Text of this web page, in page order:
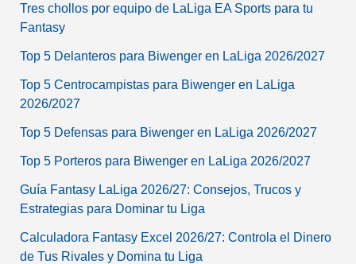
Tres chollos por equipo de LaLiga EA Sports para tu
Fantasy
Top 5 Delanteros para Biwenger en LaLiga 2026/2027
Top 5 Centrocampistas para Biwenger en LaLiga
2026/2027
Top 5 Defensas para Biwenger en LaLiga 2026/2027
Top 5 Porteros para Biwenger en LaLiga 2026/2027
Guía Fantasy LaLiga 2026/27: Consejos, Trucos y
Estrategias para Dominar tu Liga
Calculadora Fantasy Excel 2026/27: Controla el Dinero
de Tus Rivales y Domina tu Liga